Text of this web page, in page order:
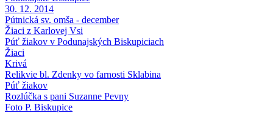
30. 12. 2014
Pútnická sv. omša - december
Žiaci z Karlovej Vsi
Púť žiakov v Podunajských Biskupiciach
Žiaci
Krivá
Relikvie bl. Zdenky vo farnosti Sklabina
Púť žiakov
Rozlúčka s pani Suzanne Pevny
Foto P. Biskupice